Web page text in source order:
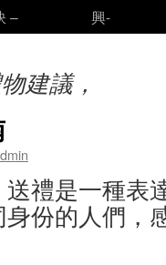
–
興-
建議，
禮是一種表
份的人們，